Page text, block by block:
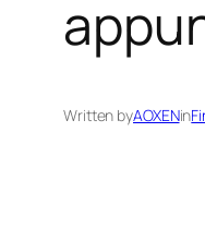
Written byAOXENin